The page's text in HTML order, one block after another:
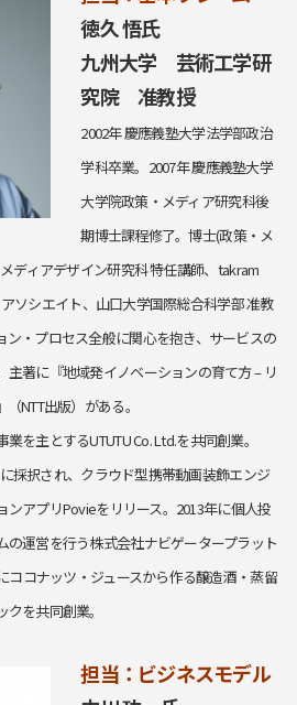
徳久 悟氏
九州大学 芸術工学研
究院 准教授
2002年 慶應義塾大学法学部政治
学科卒業。2007年 慶應義塾大学
大学院政策・メディア研究科後
期博士課程修了。博士(政策・メ
ディアデザイン研究科 特任講師、takram
ソシエイト、山口大学国際総合科学部 准教
・プロセス全般に関心を抱き、サービスの
著に『地域発イノベーションの育て方 – リ
NTT出版）がある。
を主とするUTUTU Co. Ltd.を共同創業。
採択され、クラウド型携帯動画装飾エンジ
ンアプリPovieをリリース。2013年に個人投
運営を行う株式会社ナビゲータープラット
ココナッツ・ジュースから作る醸造酒・蒸留
を共同創業。
担当：ビジネスモデル